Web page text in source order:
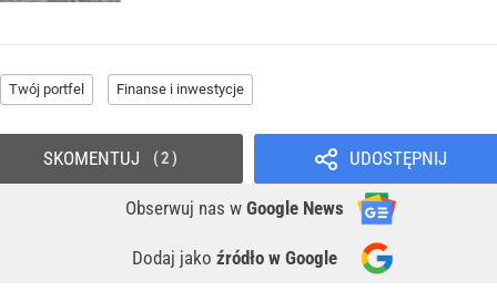
Twój portfel Finanse i inwestycje
UDOSTĘPNIJ
Obserwuj nas w Google News
Dodaj jako źródło w Google
SKOMENTUJ 2